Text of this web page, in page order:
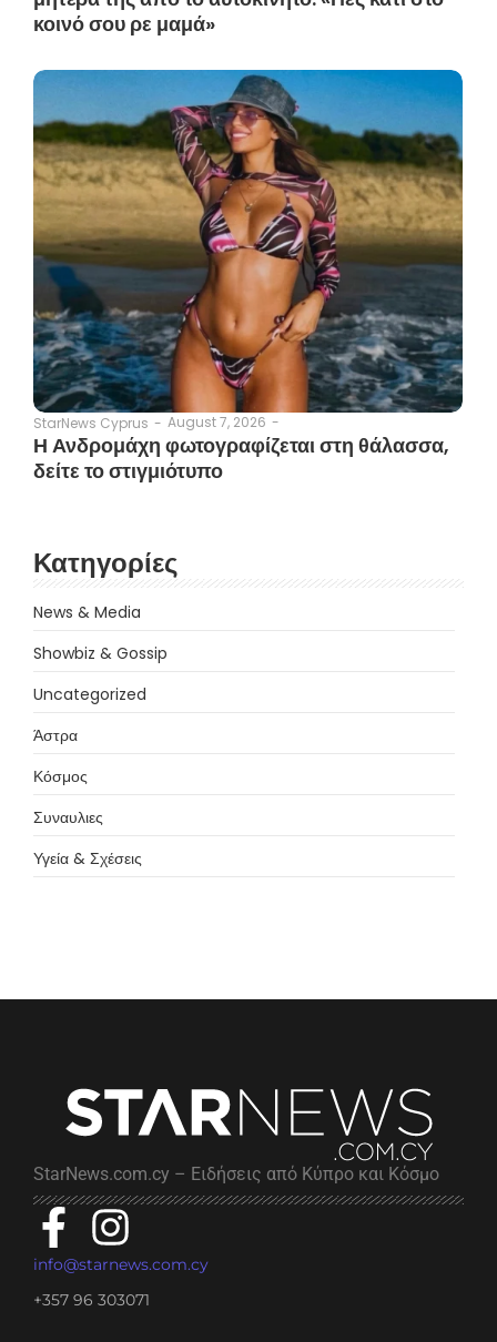
κοινό σου ρε μαμά»
StarNews Cyprus - August 7, 2026 -
Η Ανδρομάχη φωτογραφίζεται στη θάλασσα,
δείτε το στιγμιότυπο
Κατηγορίες
News & Media
Showbiz & Gossip
Uncategorized
Άστρα
Κόσμος
Συναυλιες
Υγεία & Σχέσεις
StarNews.com.cy – Ειδήσεις από Κύπρο και Κόσμο
info@starnews.com.cy
+357 96 303071